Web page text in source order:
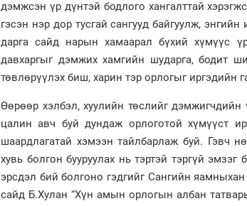
дэмжсэн үр дүнтэй бодлого хангалттай
гэсэн нэр дор тусгай сангууд байгуулж,
дарга сайд нарын хамаарал бүхий хүмүүс
давхаргыг дэмжих хамгийн шударга, бодит
төвлөрүүлэх биш, харин тэр орлогыг иргэдийн
Өөрөөр хэлбэл, хуулийн төслийг
цалин авч буй дундаж орлоготой хүмүүст
шаардлагатай хэмээн тайлбарлаж буй. Гэвч
хувь болгон бууруулах нь тэртэй тэргүй
эрсдэл бий болгоно гэдгийг Сангийн
сайд Б.Хулан “Хүн амын орлогын албан